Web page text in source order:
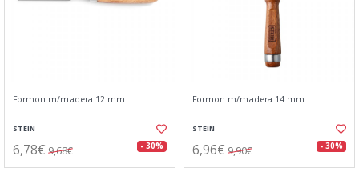
Formon m/madera 12 mm
STEIN
6,78€ 9,68€ - 30%
Formon m/madera 14 mm
STEIN
6,96€ 9,90€ - 30%